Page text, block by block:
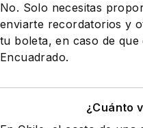
No. Solo necesitas
enviarte recordatorios y
tu boleta, en caso de
Encuadrado.
¿Cuánto